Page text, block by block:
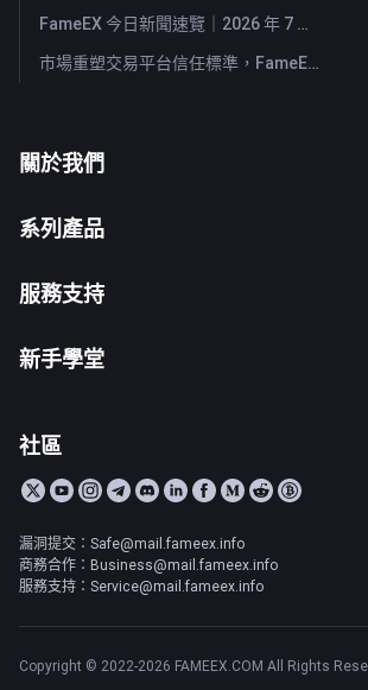
FameEX 今日新聞速覽｜2026 年 7 月 29 日
市場重塑交易平台信任標準，FameEX 以八年穩健營運持續服務全球用戶
關於我們
系列產品
服務支持
新手學堂
社區
漏洞提交：Safe@mail.fameex.info
商務合作：Business@mail.fameex.info
服務支持：Service@mail.fameex.info
Copyright © 2022-2026 FAMEEX.COM All Rights